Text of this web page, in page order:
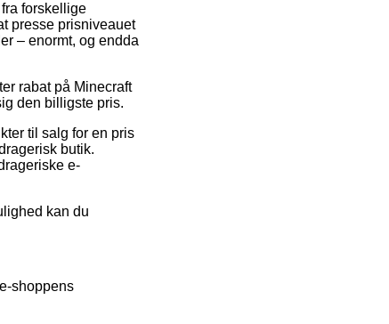
forskellige
presse prisniveauet
– enormt, og endda
rabat på Minecraft
den billigste pris.
til salg for en pris
butik.
e-
kan du
shoppens